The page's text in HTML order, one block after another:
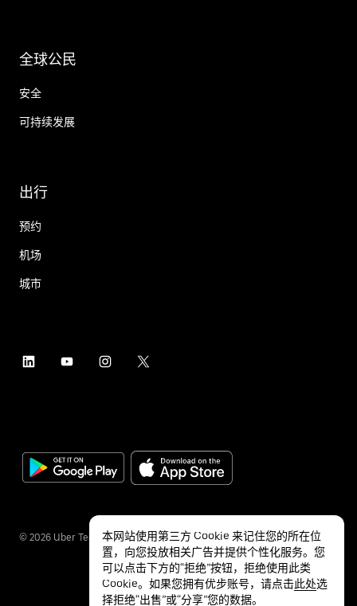
全球公民
安全
可持续发展
出行
预约
机场
城市
© 2026 Uber Technologies Inc.
本网站使用第三方 Cookie 来记住您的所在位
置，向您投放相关广告并提供个性化服务。您
可以点击下方的“拒绝”按钮，拒绝使用此类
Cookie。如果您拥有优步账号，请点击此处选
择拒绝“出售”或“分享”您的数据。